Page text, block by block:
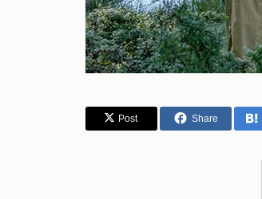
Post Share